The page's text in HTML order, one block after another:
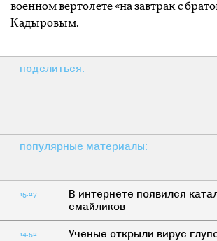
военном вертолете «на завтрак с
Кадыровым.
поделиться:
популярные материалы:
15:27
В интернете появился
смайликов
14:52 Ученые открыли вирус